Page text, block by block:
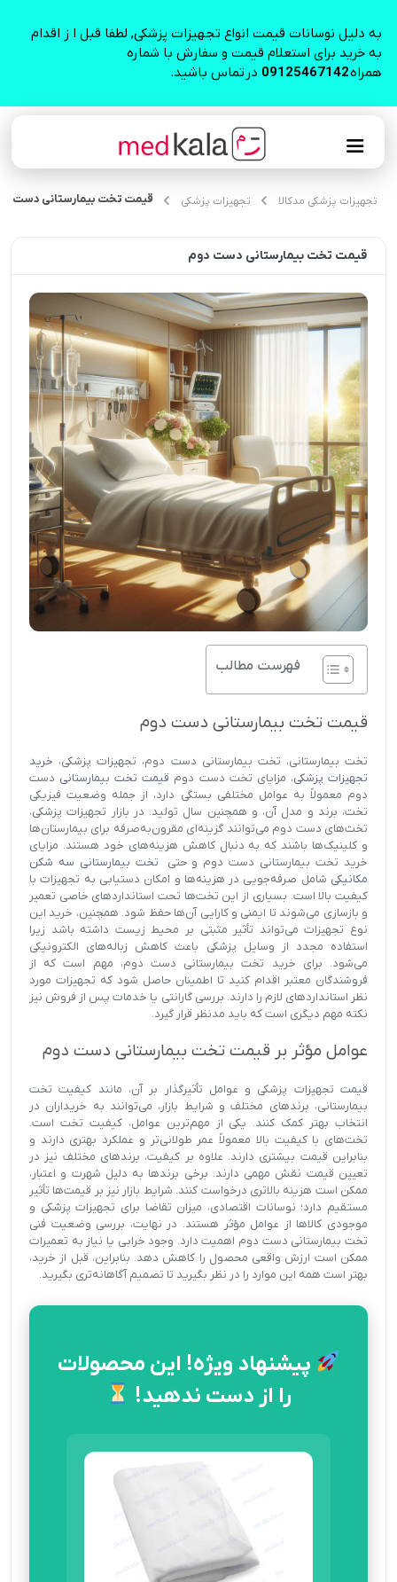
به دلیل نوسانات قیمت انواع تجهیزات پزشکی, لطفا قبل ا ز اقدام
به خرید برای استعلام قیمت و سفارش با شماره
همراه09125467142 در تماس باشید.
تجهیزات پزشکی مدکالا تجهیزات پزشکی قیمت تخت بیمارستانی دست
قیمت تخت بیمارستانی دست دوم
فهرست مطالب
قیمت تخت بیمارستانی دست دوم
تخت بیمارستانی، تخت بیمارستانی دست دوم، تجهیزات پزشکی، خرید
تجهیزات پزشکی، مزایای تخت دست دوم قیمت تخت بیمارستانی دست
دوم معمولاً به عوامل مختلفی بستگی دارد، از جمله وضعیت فیزیکی
تخت، برند و مدل آن، و همچنین سال تولید. در بازار تجهیزات پزشکی،
تخت‌های دست دوم می‌توانند گزینه‌ای مقرون‌به‌صرفه برای بیمارستان‌ها
و کلینیک‌ها باشند که به دنبال کاهش هزینه‌های خود هستند. مزایای
خرید تخت بیمارستانی دست دوم و حتی
تخت بیمارستانی سه شکن
مکانیکی شامل صرفه‌جویی در هزینه‌ها و امکان دستیابی به تجهیزات با
کیفیت بالا است. بسیاری از این تخت‌ها تحت استانداردهای خاصی تعمیر
و بازسازی می‌شوند تا ایمنی و کارایی آن‌ها حفظ شود. همچنین، خرید این
نوع تجهیزات می‌تواند تأثیر مثبتی بر محیط زیست داشته باشد زیرا
استفاده مجدد از وسایل پزشکی باعث کاهش زباله‌های الکترونیکی
می‌شود. برای خرید تخت بیمارستانی دست دوم، مهم است که از
فروشندگان معتبر اقدام کنید تا اطمینان حاصل شود که تجهیزات مورد
نظر استانداردهای لازم را دارند. بررسی گارانتی یا خدمات پس از فروش نیز
نکته مهم دیگری است که باید مدنظر قرار گیرد.
عوامل مؤثر بر قیمت تخت بیمارستانی دست دوم
قیمت تجهیزات پزشکی و عوامل تأثیرگذار بر آن، مانند کیفیت تخت
بیمارستانی، برندهای مختلف و شرایط بازار، می‌توانند به خریداران در
انتخاب بهتر کمک کنند. یکی از مهم‌ترین عوامل، کیفیت تخت است.
تخت‌های با کیفیت بالا معمولاً عمر طولانی‌تر و عملکرد بهتری دارند و
بنابراین قیمت بیشتری دارند. علاوه بر کیفیت، برندهای مختلف نیز در
تعیین قیمت نقش مهمی دارند. برخی برندها به دلیل شهرت و اعتبار،
ممکن است هزینه بالاتری درخواست کنند. شرایط بازار نیز بر قیمت‌ها تأثیر
مستقیم دارد؛ نوسانات اقتصادی، میزان تقاضا برای تجهیزات پزشکی و
موجودی کالاها از عوامل مؤثر هستند. در نهایت، بررسی وضعیت فنی
تخت بیمارستانی دست دوم اهمیت دارد. وجود خرابی یا نیاز به تعمیرات
ممکن است ارزش واقعی محصول را کاهش دهد. بنابراین، قبل از خرید،
بهتر است همه این موارد را در نظر بگیرید تا تصمیم آگاهانه‌تری بگیرید.
پیشنهاد ویژه! این محصولات
را از دست ندهید!